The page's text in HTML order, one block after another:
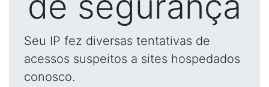
Seu IP fez diversas tentativas de
acessos suspeitos a sites hospedados
conosco.